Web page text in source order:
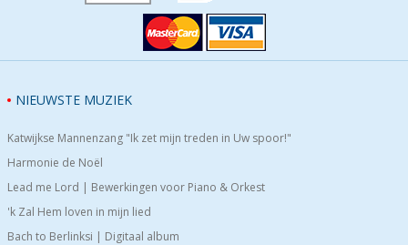
NIEUWSTE MUZIEK
Katwijkse Mannenzang "Ik zet mijn treden in Uw spoor!"
Harmonie de Noël
Lead me Lord | Bewerkingen voor Piano & Orkest
'k Zal Hem loven in mijn lied
Bach to Berlinksi | Digitaal album